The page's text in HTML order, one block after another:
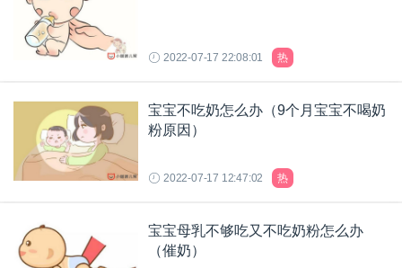
2022-07-17 22:08:01 热
宝宝不吃奶怎么办（9个月宝宝不喝奶
粉原因）
2022-07-17 12:47:02 热
宝宝母乳不够吃又不吃奶粉怎么办
（催奶）